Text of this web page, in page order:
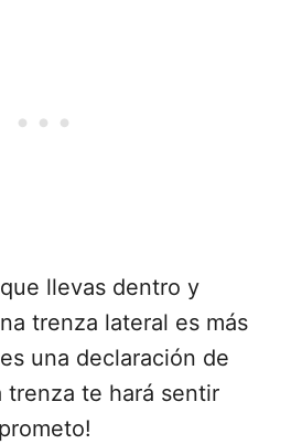
llevas dentro y
trenza lateral es más
una declaración de
trenza te hará sentir